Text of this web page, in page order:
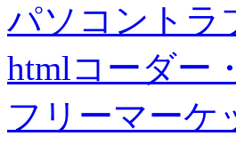
パソコントラ
htmlコーダー
フリーマーケ